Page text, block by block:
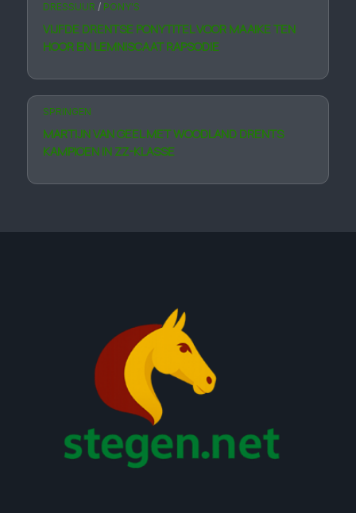
DRESSUUR / PONY'S
VIJFDE DRENTSE PONYTITEL VOOR MAAIKE TEN
HOOR EN LEMNISCAAT RAPSODIE
SPRINGEN
MARTIJN VAN GEEL MET WOODLAND DRENTS
KAMPIOEN IN ZZ-KLASSE